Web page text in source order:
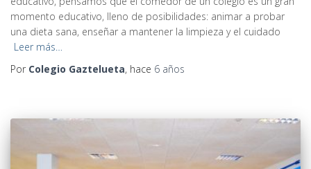
momento educativo, lleno de posibilidades: animar a probar
una dieta sana, enseñar a mantener la limpieza y el cuidado
Leer más…
Por Colegio Gaztelueta, hace 6 años